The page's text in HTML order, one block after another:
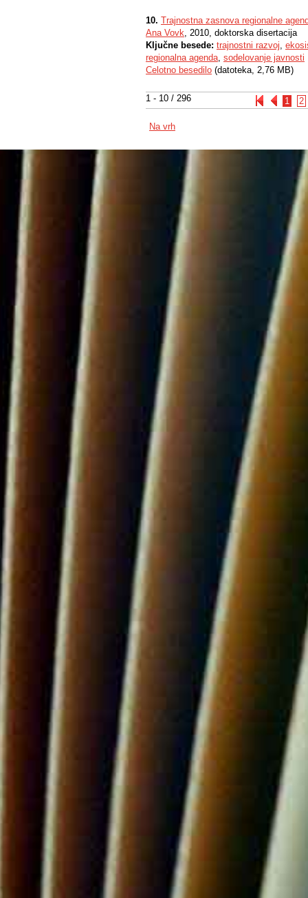
1 - 10 / 296 1 2
10. Trajnostna zasnova regionalne
Ana Vovk, 2010, doktorska disertacija
Ključne besede: trajnostni razvoj,
regionalna agenda, sodelovanje javnosti
Celotno besedilo (datoteka, 2,76 MB)
Na vrh